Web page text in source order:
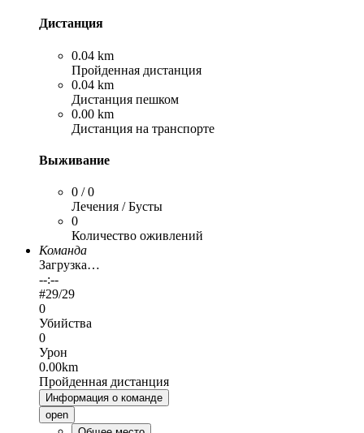
Дистанция
0.04 km
Пройденная дистанция
0.04 km
Дистанция пешком
0.00 km
Дистанция на транспорте
Выживание
0 / 0
Лечения / Бусты
0
Количество оживлений
Команда
Загрузка…
--:--
#29/29
0
Убийства
0
Урон
0.00km
Пройденная дистанция
Информация о команде
open